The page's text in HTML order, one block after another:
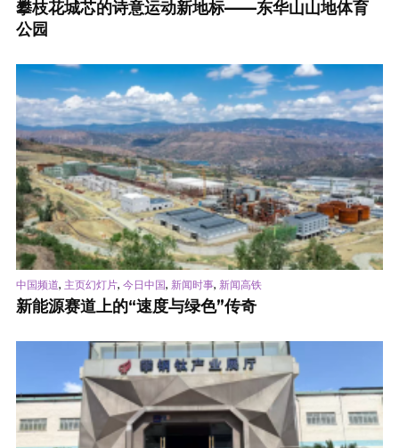
攀枝花城芯的诗意运动新地标——东华山山地体育
公园
中国频道, 主页幻灯片, 今日中国, 新闻时事, 新闻高铁
新能源赛道上的“速度与绿色”传奇